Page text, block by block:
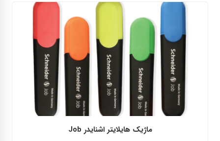
ماژیک هایلایتر اشنایدر Job